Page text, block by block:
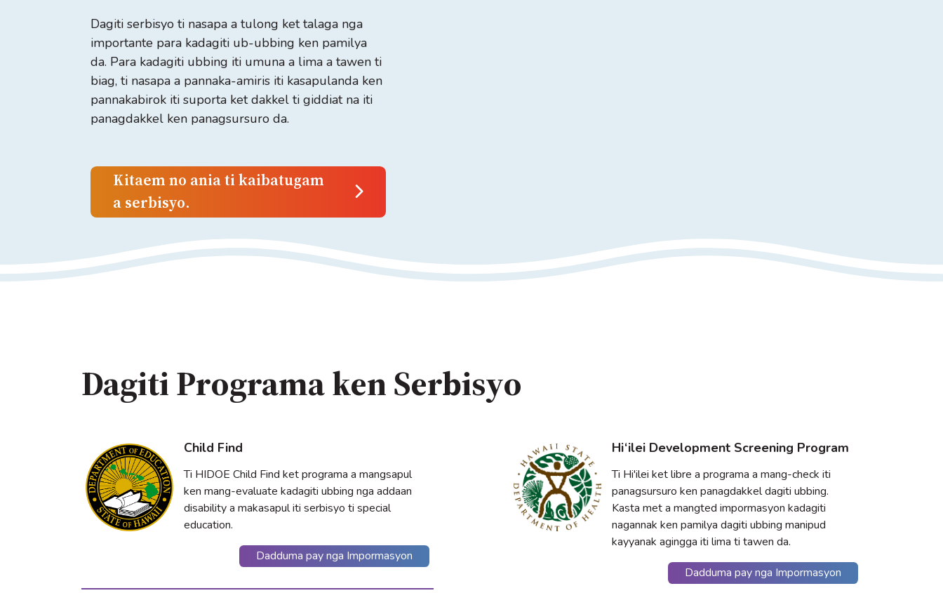
Dagiti serbisyo ti nasapa a tulong ket talaga nga
importante para kadagiti ub-ubbing ken pamilya
da. Para kadagiti ubbing iti umuna a lima a tawen ti
biag, ti nasapa a pannaka-amiris iti kasapulanda ken
pannakabirok iti suporta ket dakkel ti giddiat na iti
panagdakkel ken panagsursuro da.
Kitaem no ania ti kaibatugam
a serbisyo.
Dagiti Programa ken Serbisyo
Child Find
Dadduma pay nga Impormasyon
Ti HIDOE Child Find ket programa a mangsapul
ken mang-evaluate kadagiti ubbing nga addaan
disability a makasapul iti serbisyo ti special
education.
Hi‘ilei Development Screening Program
Dadduma pay nga Impormasyon
Ti Hi'ilei ket libre a programa a mang-check iti
panagsursuro ken panagdakkel dagiti ubbing.
Kasta met a mangted impormasyon kadagiti
nagannak ken pamilya dagiti ubbing manipud
kayyanak agingga iti lima ti tawen da.